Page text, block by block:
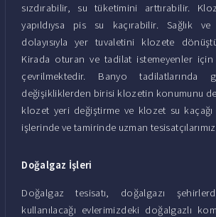
sızdırabilir, su tüketimini arttırabilir.
yapıldıysa pis su kaçırabilir. Sağlık ve
dolayısıyla yer tuvaletini klozete
Kirada oturan ve tadilat istemeyenler
çevrilmektedir. Banyo tadilatlarında
değişikliklerden birisi klozetin konumunu
klozet yeri değiştirme ve klozet su kaçağı
işlerinde ve tamirinde uzman
Doğalgaz İşleri
Doğalgaz tesisatı, doğalgazı
kullanılacağı evlerimizdeki doğalgazlı